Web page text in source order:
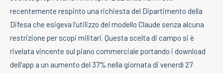
recentemente respinto una richiesta del Dipartimento della
Difesa che esigeva l’utilizzo del modello Claude senza alcuna
restrizione per scopi militari. Questa scelta di campo si è
rivelata vincente sul piano commerciale portando i download
dell’app a un aumento del 37% nella giornata di venerdì 27